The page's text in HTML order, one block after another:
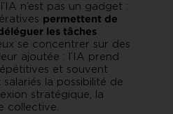
n’est pas un gadget :
permettent de
les tâches
se concentrer sur des
ajoutée : l’IA prend
et souvent
la possibilité de
stratégique, la
collective.